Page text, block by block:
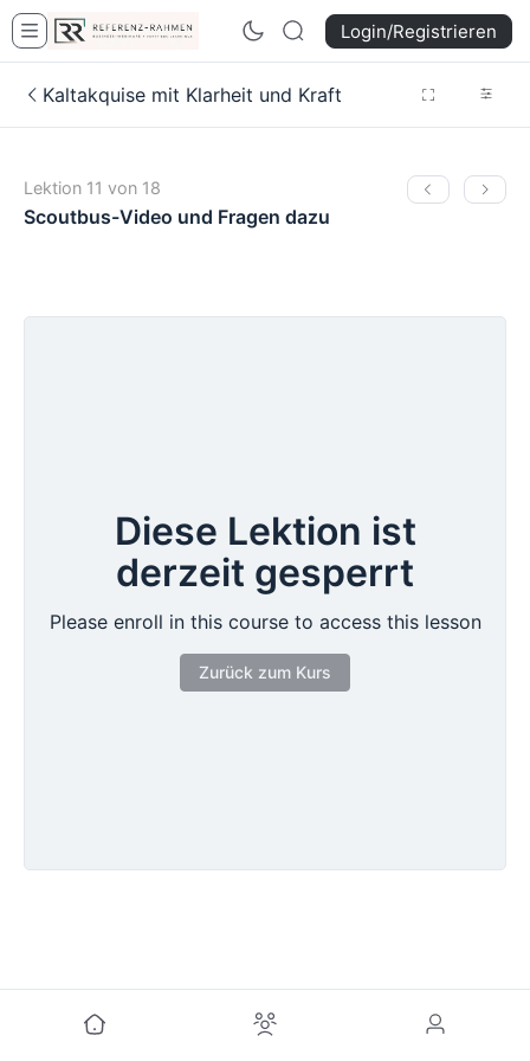
Login/Registrieren
Kaltakquise mit Klarheit und Kraft
Lektion 11 von 18
Scoutbus-Video und Fragen dazu
Diese Lektion ist
derzeit gesperrt
Please enroll in this course to access this lesson
Zurück zum Kurs